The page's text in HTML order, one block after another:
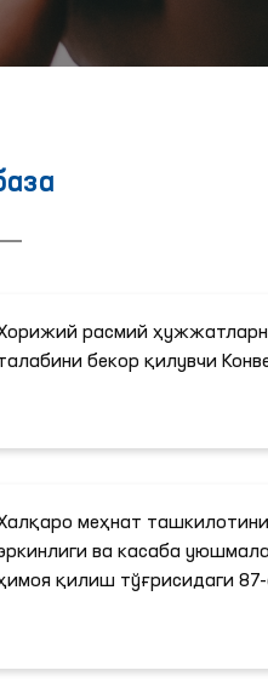
расмий
бекор қилувчи
меҳнат
ва касаба
қилиш тўғрисидаги 87-